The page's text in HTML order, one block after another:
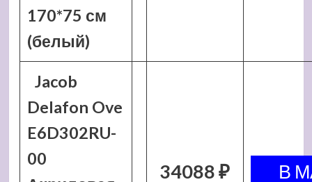
170*75 см
(белый)
Jacob
Delafon Ove
E6D302RU-
00
34088 ₽